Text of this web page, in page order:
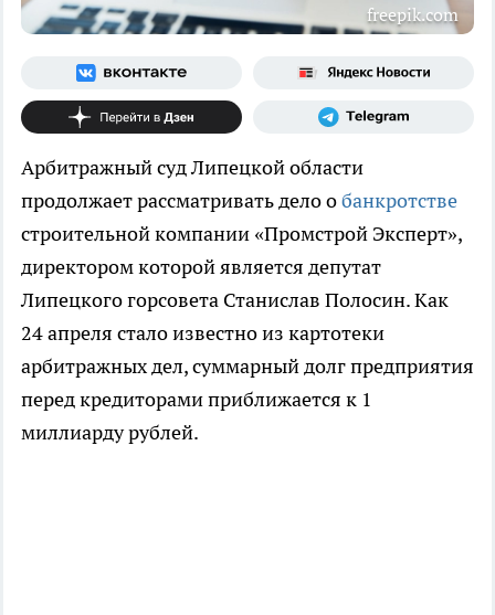
freepik.com
Арбитражный суд Липецкой области
продолжает рассматривать дело обанкротстве
строительной компании «Промстрой Эксперт»,
директором которой является депутат
Липецкого горсовета Станислав Полосин. Как
24 апреля стало известно из картотеки
арбитражных дел, суммарный долг предприятия
перед кредиторами приближается к 1
миллиарду рублей.